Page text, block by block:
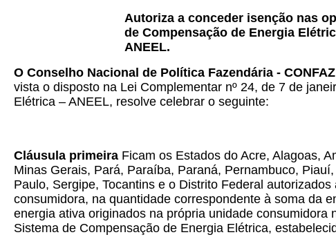
Autoriza a conceder isenção nas
de Compensação de Energia
ANEEL.
O Conselho Nacional de Política Fazendária - CONFAZ
vista o disposto na Lei Complementar nº 24, de 7 de
Elétrica – ANEEL, resolve celebrar o seguinte:
Cláusula primeira Ficam os Estados do Acre, Alagoas,
Minas Gerais, Pará, Paraíba, Paraná, Pernambuco,
Paulo, Sergipe, Tocantins e o Distrito Federal
consumidora, na quantidade correspondente à soma da
energia ativa originados na própria unidade
Sistema de Compensação de Energia Elétrica,